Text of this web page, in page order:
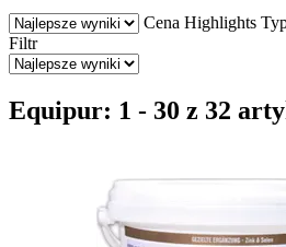
Cena Highlights
Filtr
Equipur: 1 - 30 z 32